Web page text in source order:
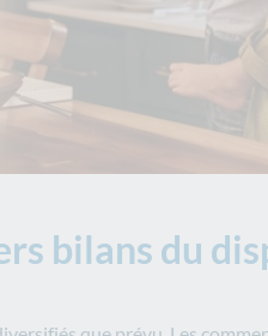
bilans du